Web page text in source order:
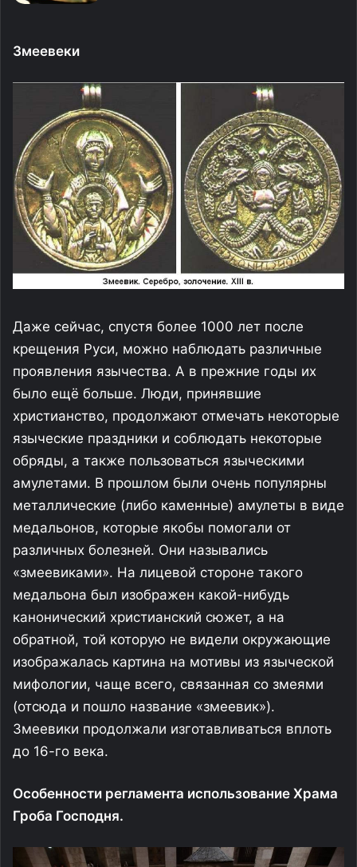
Змеевеки
Даже сейчас, спустя более 1000 лет после
крещения Руси, можно наблюдать различные
проявления язычества. А в прежние годы их
было ещё больше. Люди, принявшие
христианство, продолжают отмечать некоторые
языческие праздники и соблюдать некоторые
обряды, а также пользоваться языческими
амулетами. В прошлом были очень популярны
металлические (либо каменные) амулеты в виде
медальонов, которые якобы помогали от
различных болезней. Они назывались
«змеевиками». На лицевой стороне такого
медальона был изображен какой-нибудь
канонический христианский сюжет, а на
обратной, той которую не видели окружающие
изображалась картина на мотивы из языческой
мифологии, чаще всего, связанная со змеями
(отсюда и пошло название «змеевик»).
Змеевики продолжали изготавливаться вплоть
до 16-го века.
Особенности регламента использование Храма
Гроба Господня.